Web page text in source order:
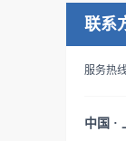
联系
服务热
中国 ·